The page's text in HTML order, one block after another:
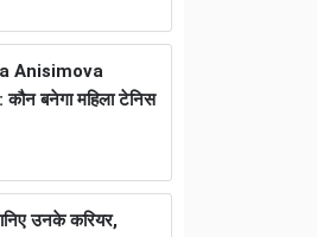
Anisimova
बनेगा महिला टेनिस
उनके करियर,